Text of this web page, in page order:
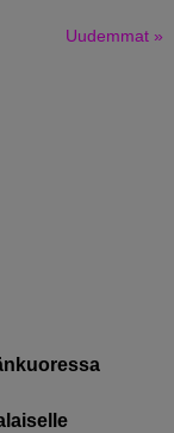
Uudemmat »